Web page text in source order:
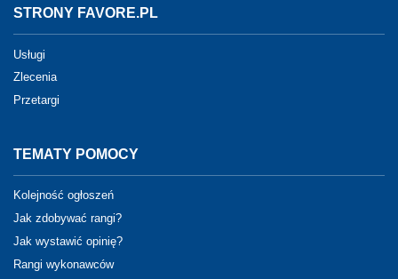
STRONY FAVORE.PL
Usługi
Zlecenia
Przetargi
TEMATY POMOCY
Kolejność ogłoszeń
Jak zdobywać rangi?
Jak wystawić opinię?
Rangi wykonawców